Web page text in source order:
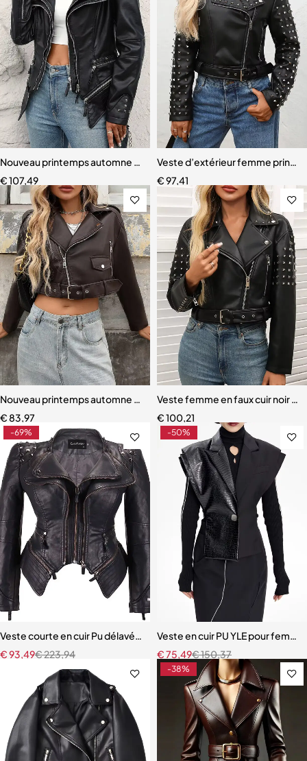
Nouveau printemps automne femmes Vintage détachable
€107,49
Veste d’extérieur femme
€97,41
Nouveau printemps automne femmes courte fermeture éclair
€ 83,97
Veste femme en faux cuir noir –
€100,21
-69%
Veste courte en cuir Pu délavé, nouveau Style, col de costume, taille
€223,94
€93,49
-50%
Veste en cuir PU YLE pour femme
€150,37
€75,49
-38%